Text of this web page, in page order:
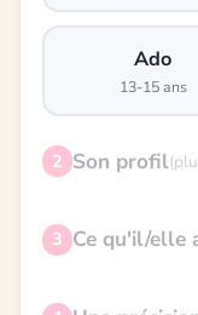
Ado
13-15 ans
2 Son profil
3 Ce qu'il/elle